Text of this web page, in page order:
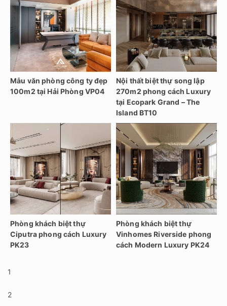
Mẫu văn phòng công ty đẹp
100m2 tại Hải Phòng VP04
Nội thất biệt thự song lập
270m2 phong cách Luxury
tại Ecopark Grand – The
Island BT10
Phòng khách biệt thự
Ciputra phong cách Luxury
PK23
Phòng khách biệt thự
Vinhomes Riverside phong
cách Modern Luxury PK24
1
2